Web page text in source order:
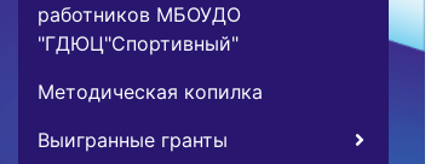
работников МБОУДО
"ГДЮЦ"Спортивный"
Методическая копилка
Выигранные гранты